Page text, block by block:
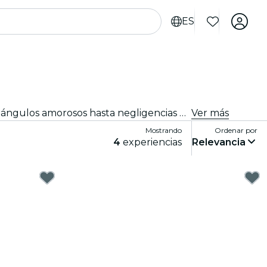
ES
Entra en The Jury Experience, un espectáculo de teatro inmersivo en el que tú eres el jurado popular. Desde triángulos amorosos hasta negligencias médicas, cada caso está lleno de escándalos, drama y giros impactantes. Debate las pruebas, cuestiona los motivos y decide: ¿culpable o inocente? Ver más
Mostrando
4 experiencias
Ordenar por
Relevancia